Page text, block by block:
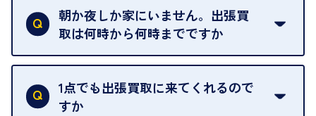
定のお店や、ほかのお客様への迷惑となることが考
えられるためです。
朝か夜しか家にいません。出張買
取は何時から何時までですか
ご訪問可能時間は、10時から19時です。
ただし、お品物の種類や量によっては対応させてい
ただくことがあります。
1点でも出張買取に来てくれるので
すか